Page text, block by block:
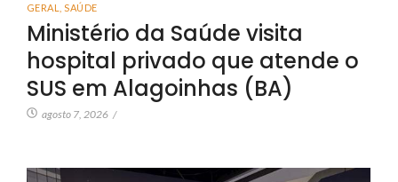
GERAL SAÚDE
Ministério da Saúde visita
hospital privado que atende o
SUS em Alagoinhas (BA)
agosto 7, 2026 /